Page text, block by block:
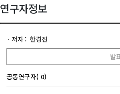
연구자정보
저자
한경진
발
공동연구자( 0)